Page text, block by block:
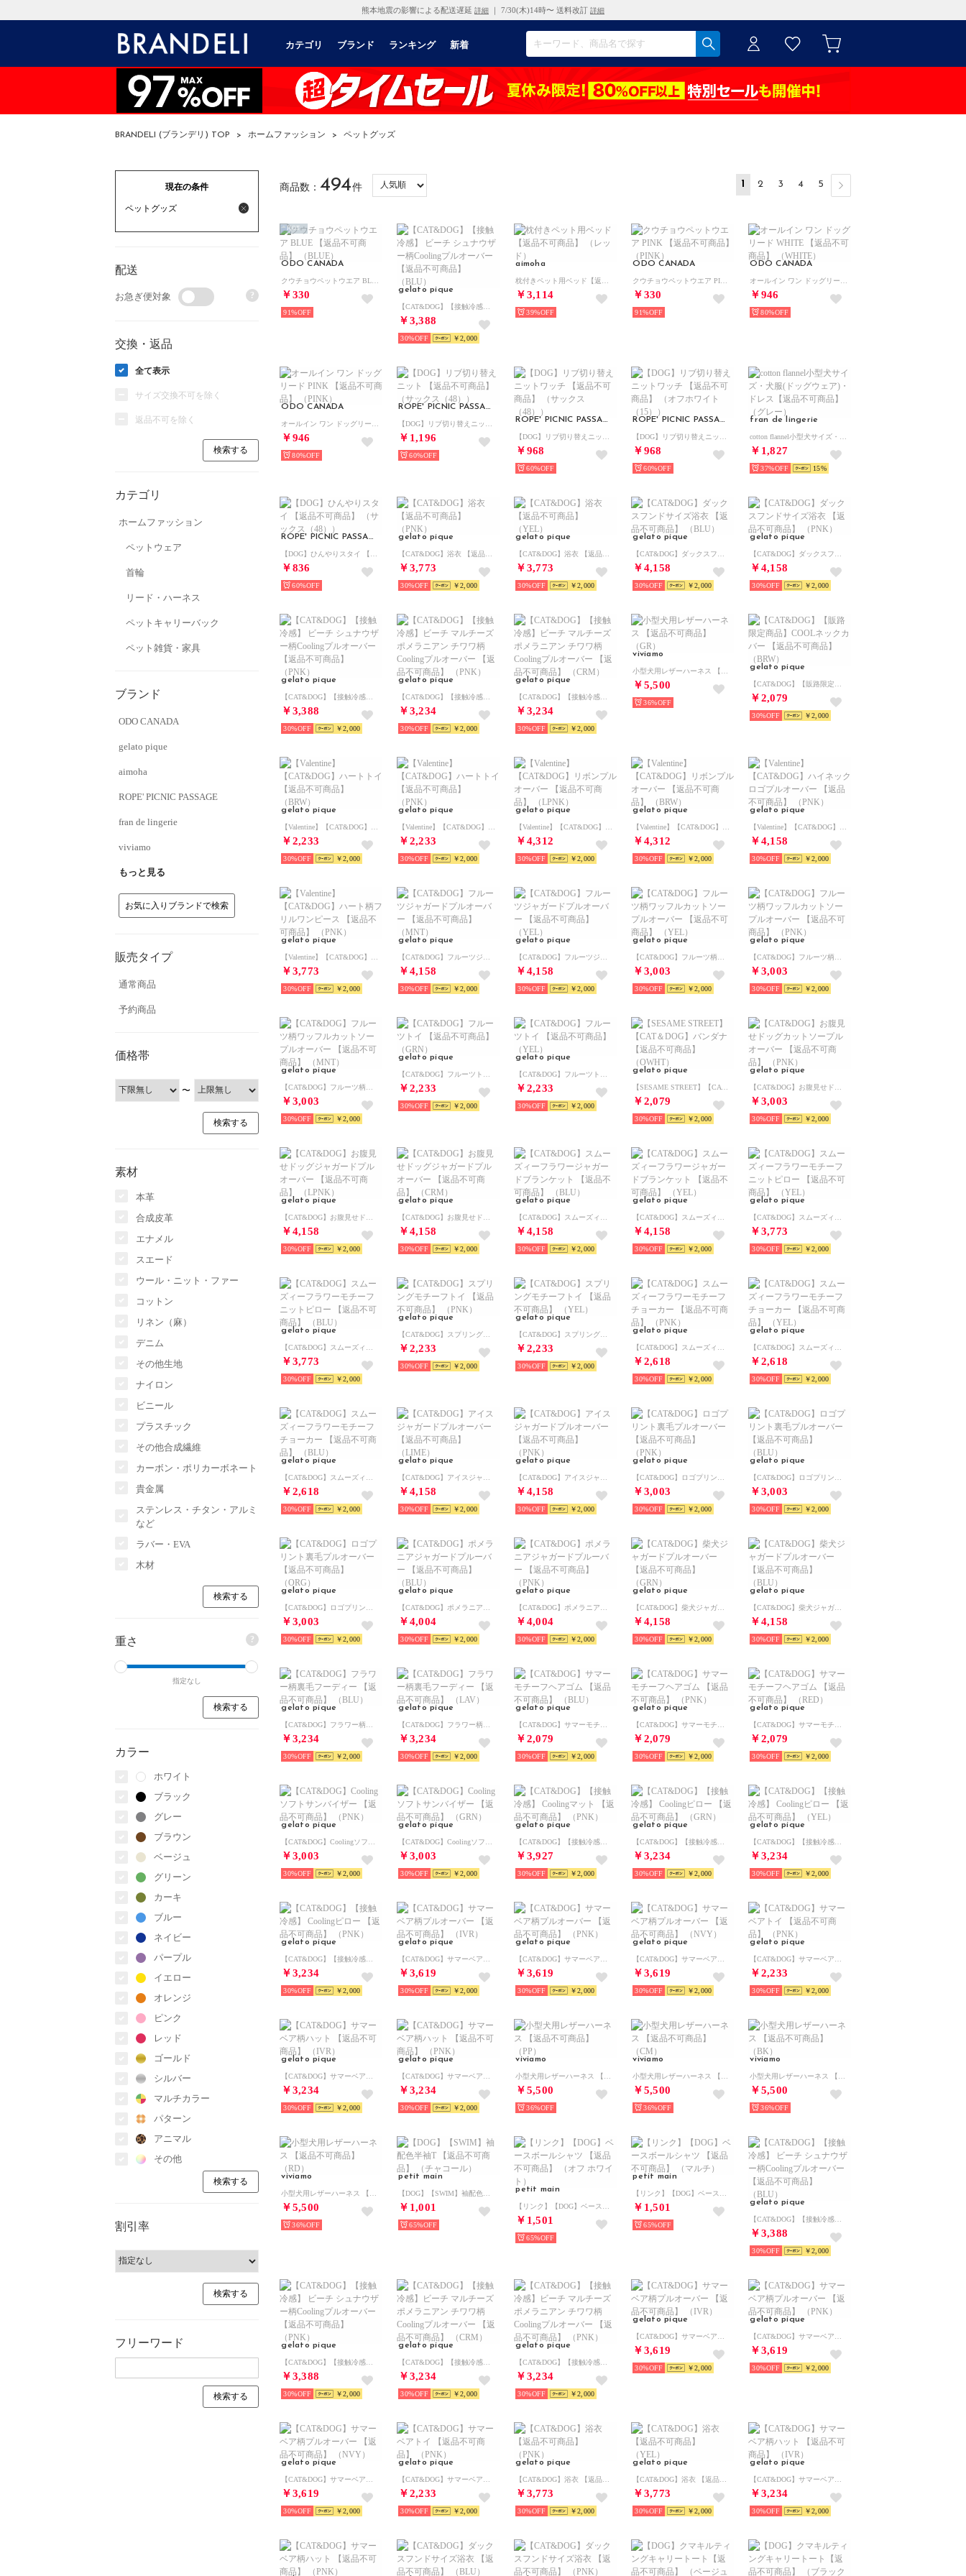
熊本地震の影響による配送遅延 詳細 ｜ 7/30(木)14時〜 送料改訂 詳細
カテゴリ ブランド ランキング 新着
BRANDELI (ブランデリ) TOP > ホームファッション > ペットグッズ
現在の条件
ペットグッズ
配送
お急ぎ便対象 ?
交換・返品
全て表示
サイズ交換不可を除く
返品不可を除く
カテゴリ
ホームファッション
ペットウェア
首輪
リード・ハーネス
ペットキャリーバック
ペット雑貨・家具
ブランド
ODO CANADA
gelato pique
aimoha
ROPE' PICNIC PASSAGE
fran de lingerie
viviamo
もっと見る
お気に入りブランドで検索
販売タイプ
通常商品
予約商品
価格帯
〜
素材
本革
合成皮革
エナメル
スエード
ウール・ニット・ファー
コットン
リネン（麻）
デニム
その他生地
ナイロン
ビニール
プラスチック
その他合成繊維
カーボン・ポリカーボネート
貴金属
ステンレス・チタン・アルミ
など
ラバー・EVA
木材
重さ ?
指定なし
カラー
ホワイト
ブラック
グレー
ブラウン
ベージュ
グリーン
カーキ
ブルー
ネイビー
パープル
イエロー
オレンジ
ピンク
レッド
ゴールド
シルバー
マルチカラー
パターン
アニマル
その他
割引率
フリーワード
商品数： 494件 1 2 3 4 5
ODO CANADA
￥330
HOT
91%
gelato pique
￥3,388
30% ￥2,000
aimoha
￥3,114
39%
ODO CANADA
￥330
91%
ODO CANADA
￥946
80%
ODO CANADA
￥946
80%
ROPE' PICNIC PASSAGE
￥1,196
60%
ROPE' PICNIC PASSAGE
￥968
60%
ROPE' PICNIC PASSAGE
￥968
60%
fran de lingerie
￥1,827
37% 15
ROPE' PICNIC PASSAGE
￥836
60%
gelato pique
￥3,773
30% ￥2,000
gelato pique
￥3,773
30% ￥2,000
gelato pique
￥4,158
30% ￥2,000
gelato pique
￥4,158
30% ￥2,000
gelato pique
￥3,388
30% ￥2,000
gelato pique
￥3,234
30% ￥2,000
gelato pique
￥3,234
30% ￥2,000
viviamo
￥5,500
36%
gelato pique
￥2,079
30% ￥2,000
gelato pique
￥2,233
30% ￥2,000
gelato pique
￥2,233
30% ￥2,000
gelato pique
￥4,312
30% ￥2,000
gelato pique
￥4,312
30% ￥2,000
gelato pique
￥4,158
30% ￥2,000
gelato pique
￥3,773
30% ￥2,000
gelato pique
￥4,158
30% ￥2,000
gelato pique
￥4,158
30% ￥2,000
gelato pique
￥3,003
30% ￥2,000
gelato pique
￥3,003
30% ￥2,000
gelato pique
￥3,003
30% ￥2,000
gelato pique
￥2,233
30% ￥2,000
gelato pique
￥2,233
30% ￥2,000
gelato pique
￥2,079
30% ￥2,000
gelato pique
￥3,003
30% ￥2,000
gelato pique
￥4,158
30% ￥2,000
gelato pique
￥4,158
30% ￥2,000
gelato pique
￥4,158
30% ￥2,000
gelato pique
￥4,158
30% ￥2,000
gelato pique
￥3,773
30% ￥2,000
gelato pique
￥3,773
30% ￥2,000
gelato pique
￥2,233
30% ￥2,000
gelato pique
￥2,233
30% ￥2,000
gelato pique
￥2,618
30% ￥2,000
gelato pique
￥2,618
30% ￥2,000
gelato pique
￥2,618
30% ￥2,000
gelato pique
￥4,158
30% ￥2,000
gelato pique
￥4,158
30% ￥2,000
gelato pique
￥3,003
30% ￥2,000
gelato pique
￥3,003
30% ￥2,000
gelato pique
￥3,003
30% ￥2,000
gelato pique
￥4,004
30% ￥2,000
gelato pique
￥4,004
30% ￥2,000
gelato pique
￥4,158
30% ￥2,000
gelato pique
￥4,158
30% ￥2,000
gelato pique
￥3,234
30% ￥2,000
gelato pique
￥3,234
30% ￥2,000
gelato pique
￥2,079
30% ￥2,000
gelato pique
￥2,079
30% ￥2,000
gelato pique
￥2,079
30% ￥2,000
gelato pique
￥3,003
30% ￥2,000
gelato pique
￥3,003
30% ￥2,000
gelato pique
￥3,927
30% ￥2,000
gelato pique
￥3,234
30% ￥2,000
gelato pique
￥3,234
30% ￥2,000
gelato pique
￥3,234
30% ￥2,000
gelato pique
￥3,619
30% ￥2,000
gelato pique
￥3,619
30% ￥2,000
gelato pique
￥3,619
30% ￥2,000
gelato pique
￥2,233
30% ￥2,000
gelato pique
￥3,234
30% ￥2,000
gelato pique
￥3,234
30% ￥2,000
viviamo
￥5,500
36%
viviamo
￥5,500
36%
viviamo
￥5,500
36%
viviamo
￥5,500
36%
petit main
￥1,001
65%
petit main
￥1,501
65%
petit main
￥1,501
65%
gelato pique
￥3,388
30% ￥2,000
gelato pique
￥3,388
30% ￥2,000
gelato pique
￥3,234
30% ￥2,000
gelato pique
￥3,234
30% ￥2,000
gelato pique
￥3,619
30% ￥2,000
gelato pique
￥3,619
30% ￥2,000
gelato pique
￥3,619
30% ￥2,000
gelato pique
￥2,233
30% ￥2,000
gelato pique
￥3,773
30% ￥2,000
gelato pique
￥3,773
30% ￥2,000
gelato pique
￥3,234
30% ￥2,000